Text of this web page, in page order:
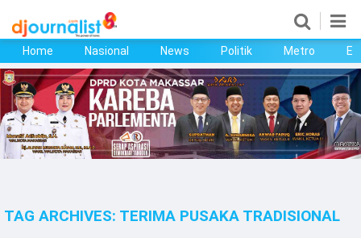
Home
Nasional
News
Metro
Home Nasional News Politik Metro
TAG ARCHIVES: TERIMA PUSAKA TRADISIONAL